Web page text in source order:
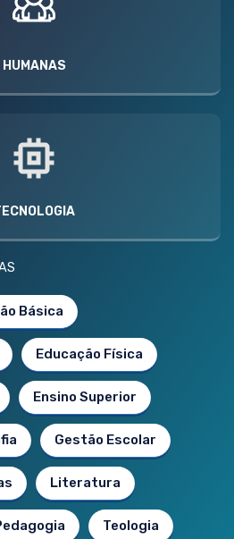
HUMANAS
Básica
Educação Física
Ensino Superior
Gestão Escolar
Literatura
Teologia